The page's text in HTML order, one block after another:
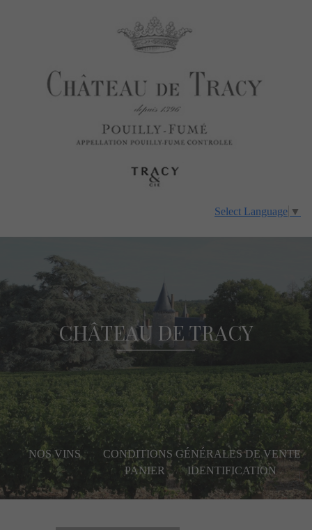
Select Language ▼
NOS VINS
CONDITIONS GÉNÉRALES DE VENTE
PANIER
IDENTIFICATION
CHÂTEAU DE TRACY